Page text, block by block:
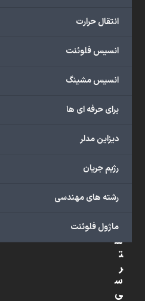
انتقال حرارت
انسیس فلوئنت
انسیس مشینگ
برای حرفه ای ها
دیزاین مدلر
رژیم جریان
رشته های مهندسی
ماژول فلوئنت
تخصصی،
پروژه‌های
شبیه
سازی
پشتیبانی
به
کامل
ببرید.
د
س
ت
ر
س
ی